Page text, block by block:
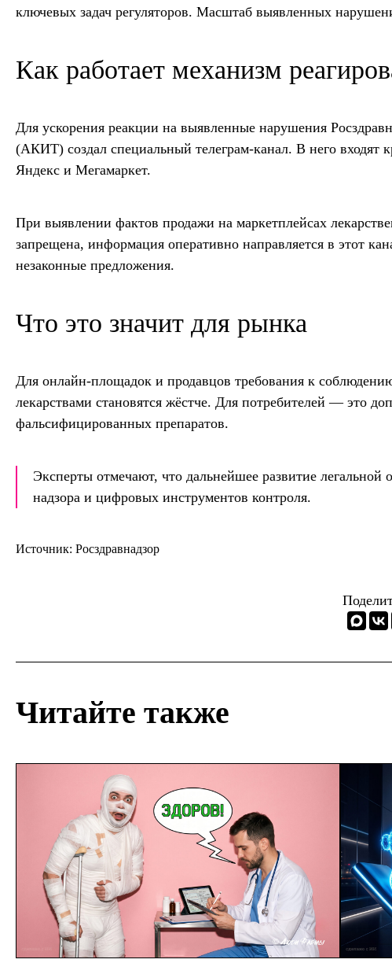
ключевых задач регуляторов. Масштаб выявленных
Как работает механизм
Для ускорения реакции на выявленные нарушения
(АКИТ) создал специальный телеграм-канал. В него
Яндекс и Мегамаркет.
При выявлении фактов продажи на маркетплейсах
запрещена, информация оперативно направляется в этот
незаконные предложения.
Что это значит для рынка
Для онлайн-площадок и продавцов требования к
лекарствами становятся жёстче. Для потребителей — это
фальсифицированных препаратов.
Эксперты отмечают, что дальнейшее развитие легальной
надзора и цифровых инструментов контроля.
Источник: Росздравнадзор
Читайте также